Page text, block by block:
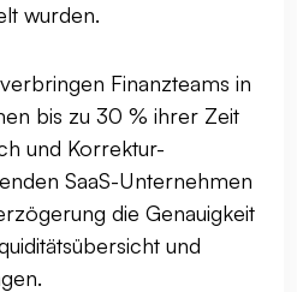
wurden.
Finanzteams in
bis zu 30 % ihrer Zeit
und Korrektur-
SaaS-Unternehmen
die Genauigkeit
und